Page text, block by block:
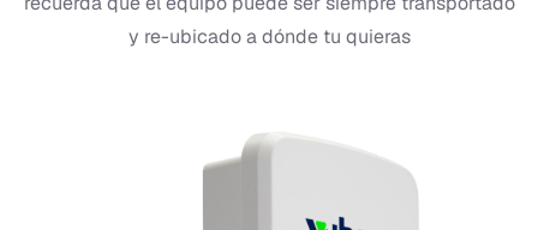
y re-ubicado a dónde tu quieras